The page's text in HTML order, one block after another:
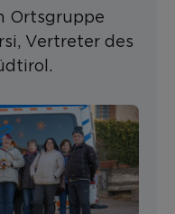
Ortsgruppe
Vertreter des